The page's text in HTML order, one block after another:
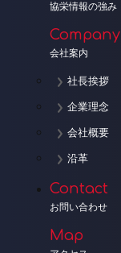
協栄情報の強み
Company
会社案内
社長挨拶
企業理念
会社概要
沿革
Contact
お問い合わせ
Map